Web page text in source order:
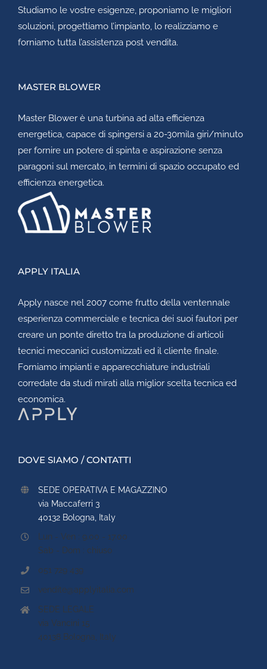
Studiamo le vostre esigenze, proponiamo le migliori
soluzioni, progettiamo l’impianto, lo realizziamo e
forniamo tutta l’assistenza post vendita.
MASTER BLOWER
Master Blower è una turbina ad alta efficienza
energetica, capace di spingersi a 20-30mila giri/minuto
per fornire un potere di spinta e aspirazione senza
paragoni sul mercato, in termini di spazio occupato ed
efficienza energetica.
APPLY ITALIA
Apply nasce nel 2007 come frutto della ventennale
esperienza commerciale e tecnica dei suoi fautori per
creare un ponte diretto tra la produzione di articoli
tecnici meccanici customizzati ed il cliente finale.
Forniamo impianti e apparecchiature industriali
corredate da studi mirati alla miglior scelta tecnica ed
economica.
DOVE SIAMO / CONTATTI
SEDE OPERATIVA E MAGAZZINO
via Maccaferri 3
40132 Bologna, Italy
Lun - Ven : 9.00 - 17.00
Sab - Dom : chiuso
051 729 439
vendite@applyitalia.com
SEDE LEGALE
via Vancini 15
40138 Bologna, Italy